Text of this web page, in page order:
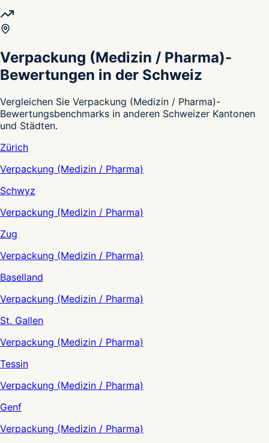
Verpackung (Medizin / Pharma)-
Bewertungen in der Schweiz
Vergleichen Sie Verpackung (Medizin / Pharma)-
Bewertungsbenchmarks in anderen Schweizer Kantonen
und Städten.
Zürich
Verpackung (Medizin / Pharma)
Schwyz
Verpackung (Medizin / Pharma)
Zug
Verpackung (Medizin / Pharma)
Baselland
Verpackung (Medizin / Pharma)
St. Gallen
Verpackung (Medizin / Pharma)
Tessin
Verpackung (Medizin / Pharma)
Genf
Verpackung (Medizin / Pharma)